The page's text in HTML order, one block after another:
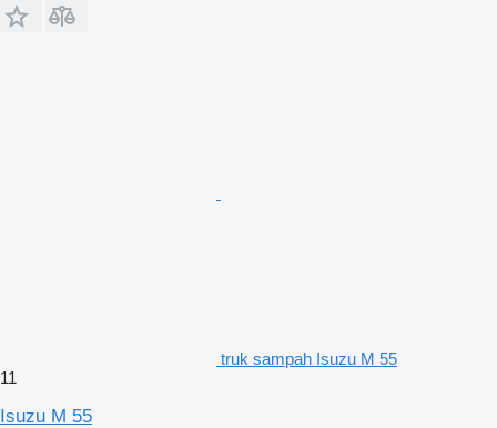
truk sampah Isuzu M 55
11
Isuzu M 55